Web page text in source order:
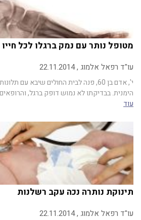
מטופל נותר עם נמק ברגלו לכל חייו
עו"ד רפאל אלמוג , 22.11.2014
י', אדם בן 60, פנה לבית החולים שיבא עם
הימנית. בבדיקתו לא נמוש דופק ברגל,
עוד
תינוקת נותרה נכה עקב רשלנות
עו"ד רפאל אלמוג , 22.11.2014